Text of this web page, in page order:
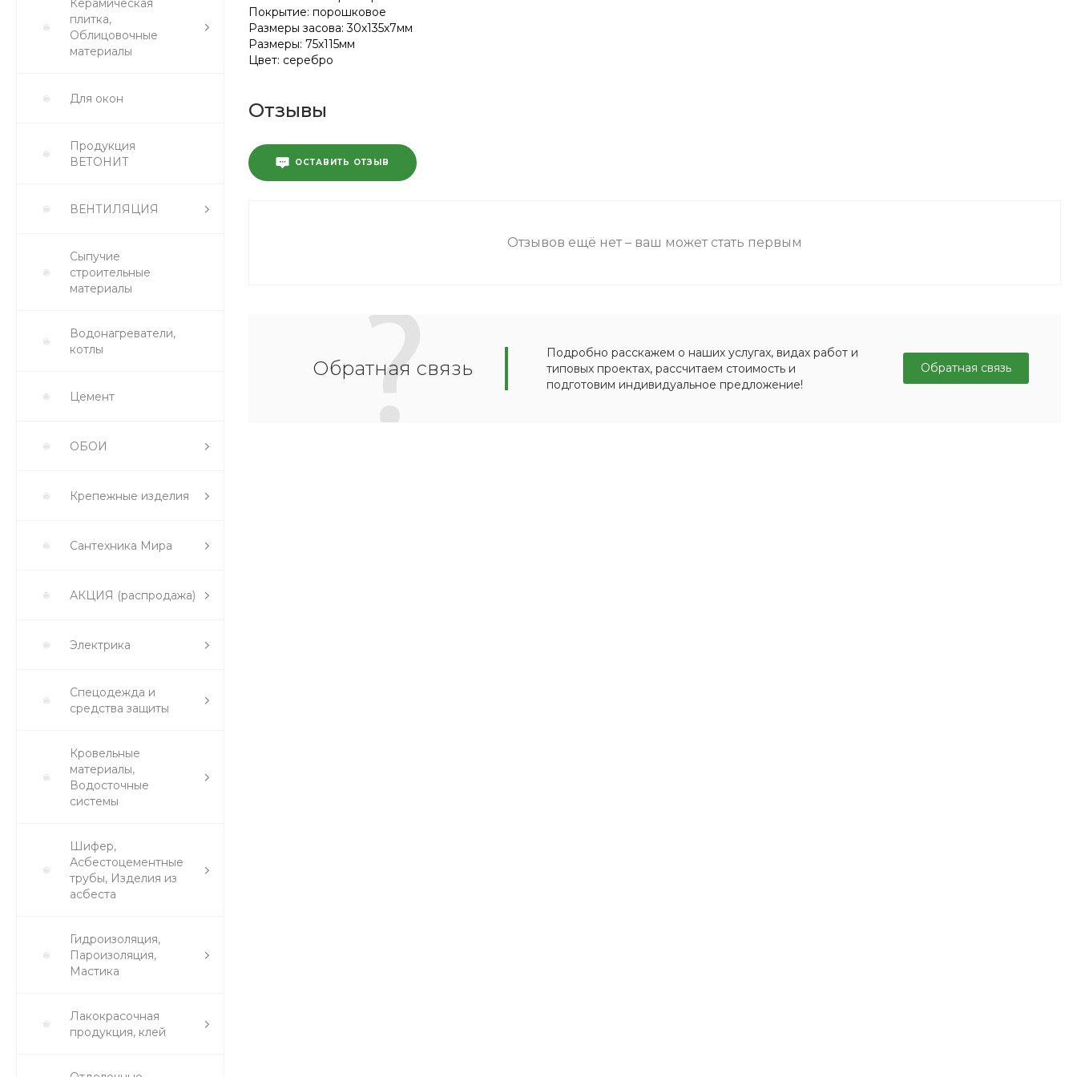
Керамическая
плитка,
Облицовочные
материалы
Для окон
Продукция
ВЕТОНИТ
ВЕНТИЛЯЦИЯ
Сыпучие
строительные
материалы
Водонагреватели,
котлы
Цемент
ОБОИ
Крепежные изделия
Сантехника Мира
АКЦИЯ (распродажа)
Электрика
Спецодежда и
средства защиты
Кровельные
материалы,
Водосточные
системы
Шифер,
Асбестоцементные
трубы, Изделия из
асбеста
Гидроизоляция,
Пароизоляция,
Мастика
Лакокрасочная
продукция, клей
Покрытие: порошковое
Размеры засова: 30х135х7мм
Размеры: 75х115мм
Цвет: серебро
Отзывы
ОСТАВИТЬ ОТЗЫВ
Отзывов ещё нет – ваш может стать первым
Обратная связь
Подробно расскажем о наших услугах, видах работ и
типовых проектах, рассчитаем стоимость и
подготовим индивидуальное предложение!
Обратная связь